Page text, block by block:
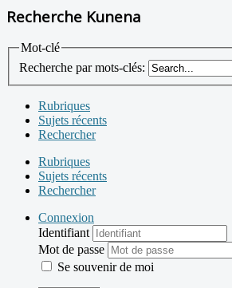
Recherche Kunena
Mot-clé
Recherche par mots-clés:
Rubriques
Sujets récents
Rechercher
Rubriques
Sujets récents
Rechercher
Connexion
Identifiant
Mot de passe
Se souvenir de moi